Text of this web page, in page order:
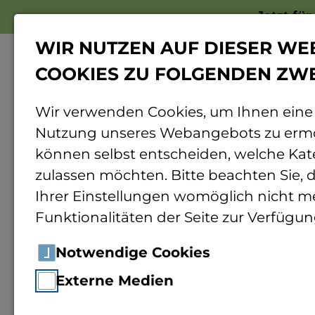
Jetzt für
Home Hochschule Organisation
WIR NUTZEN AUF DIESER
COOKIES ZU FOLGENDEN
Wir verwenden Cookies, um Ihnen
Nutzung unseres Webangebots zu
können selbst entscheiden, welche
zulassen möchten. Bitte beachten Sie,
Ihrer Einstellungen womöglich nicht
Funktionalitäten der Seite zur
Notwendige Cookies
Externe Medien